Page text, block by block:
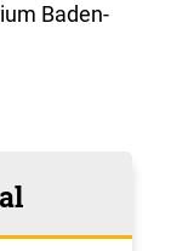
Baden-